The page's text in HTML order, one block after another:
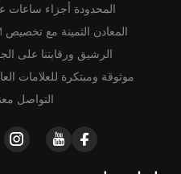
المحدودة أجزاء ساعات
الرشيق ورقابتنا على
موثوقة ومبتكرة للعلامات
التواصل